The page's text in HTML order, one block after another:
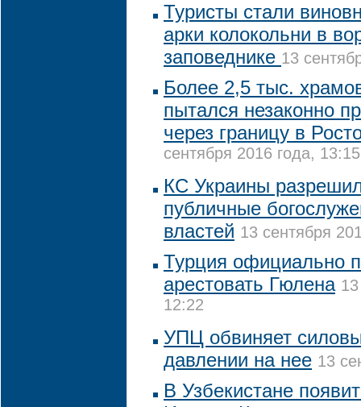
Туристы стали
арки колокольни в
заповеднике 13
Более 2,5 тыс.
пытался незаконно
через границу в
сентября 2016 года, 13:15
КС Украины
публичные
властей 13 сентября
Турция официально
арестовать Гюлена
12:22
УПЦ обвиняет
давлении на нее 13
В Узбекистане